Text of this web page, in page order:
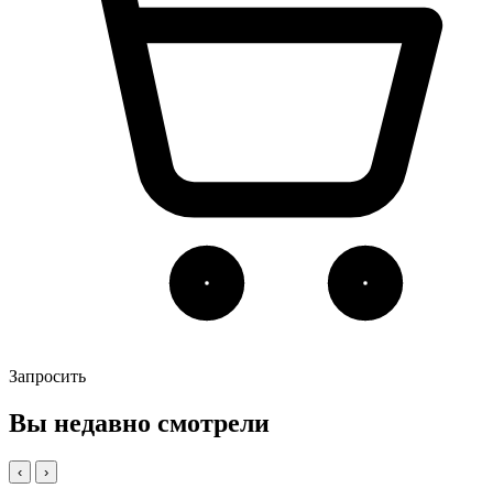
Запросить
Вы недавно смотрели
‹ ›